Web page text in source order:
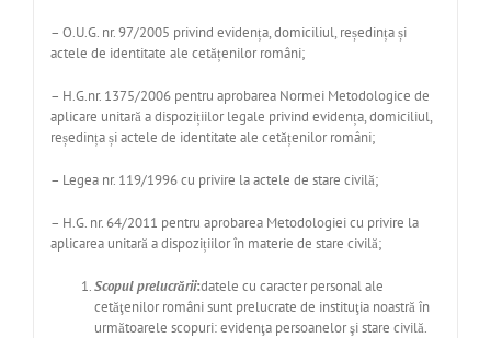
– O.U.G. nr. 97/2005 privind evidența, domiciliul, reședința și
actele de identitate ale cetățenilor români;
– H.G.nr. 1375/2006 pentru aprobarea Normei Metodologice de
aplicare unitară a dispozițiilor legale privind evidența, domiciliul,
reședința și actele de identitate ale cetățenilor români;
– Legea nr. 119/1996 cu privire la actele de stare civilă;
– H.G. nr. 64/2011 pentru aprobarea Metodologiei cu privire la
aplicarea unitară a dispozițiilor în materie de stare civilă;
Scopul prelucrării:datele cu caracter personal ale
cetăţenilor români sunt prelucrate de instituţia noastră în
următoarele scopuri: evidenţa persoanelor şi stare civilă.